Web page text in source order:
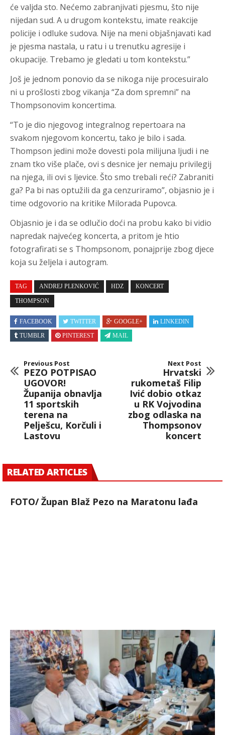
će valjda sto. Nećemo zabranjivati pjesmu, što nije
nijedan sud. A u drugom kontekstu, imate reakcije
policije i odluke sudova. Nije na meni objašnjavati kad
je pjesma nastala, u ratu i u trenutku agresije i
okupacije. Trebamo je gledati u tom kontekstu.”
Još je jednom ponovio da se nikoga nije procesuiralo
ni u prošlosti zbog vikanja “Za dom spremni” na
Thompsonovim koncertima.
“To je dio njegovog integralnog repertoara na
svakom njegovom koncertu, tako je bilo i sada.
Thompson jedini može dovesti pola milijuna ljudi i ne
znam tko više plače, ovi s desnice jer nemaju privilegij
na njega, ili ovi s ljevice. Što smo trebali reći? Zabraniti
ga? Pa bi nas optužili da ga cenzuriramo”, objasnio je i
time odgovorio na kritike Milorada Pupovca.
Objasnio je i da se odlučio doći na probu kako bi vidio
napredak najvećeg koncerta, a pritom je htio
fotografirati se s Thompsonom, ponajprije zbog djece
koja su željela i autogram.
TAG ANDREJ PLENKOVIĆ HDZ KONCERT
THOMPSON
FACEBOOK TWITTER GOOGLE+
LINKEDIN
TUMBLR
PINTEREST MAIL
Previous Post
PEZO POTPISAO
UGOVOR!
Županija obnavlja
11 sportskih
terena na
Pelješcu, Korčuli i
Lastovu
Next Post
Hrvatski
rukometaš Filip
Ivić dobio otkaz
u RK Vojvodina
zbog odlaska na
Thompsonov
koncert
RELATED ARTICLES
FOTO/ Župan Blaž Pezo na Maratonu lađa